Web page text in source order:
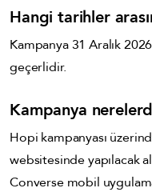
Hangi tarihler
Kampanya 31 Aralık
geçerlidir.
Kampanya
Hopi kampanyası
websitesinde yapılacak
Converse mobil